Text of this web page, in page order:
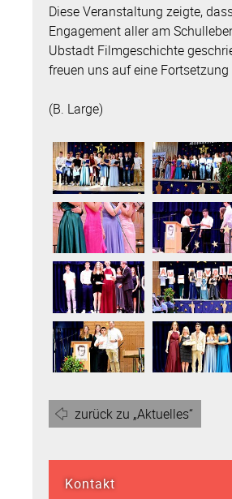
Diese Veranstaltung zeigte,
Engagement aller am
Ubstadt Filmgeschichte
freuen uns auf eine
(B. Large)
zurück zu „Aktuelles“
Kontakt